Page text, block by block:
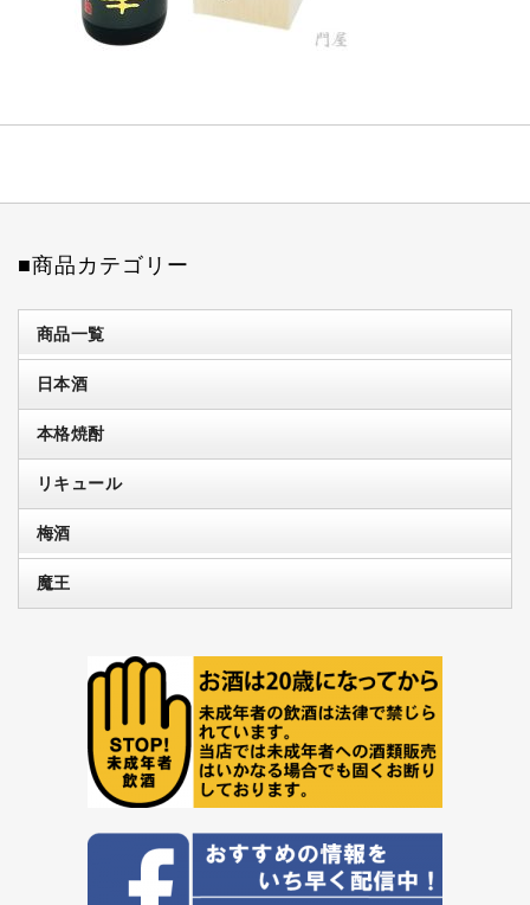
■商品カテゴリー
商品一覧
日本酒
本格焼酎
リキュール
梅酒
魔王